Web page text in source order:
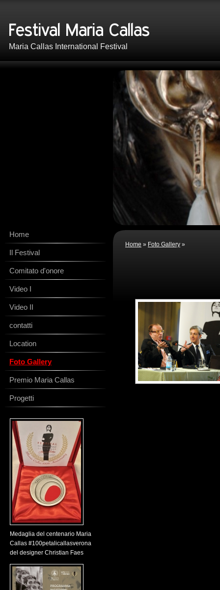
Maria Callas International Festival
Home » Foto Gallery »
Home
Il Festival
Comitato d'onore
Video I
Video II
contatti
Location
Foto Gallery
Premio Maria Callas
Progetti
Medaglia del centenario Maria
Callas #100petalicallasverona
del designer Christian Faes